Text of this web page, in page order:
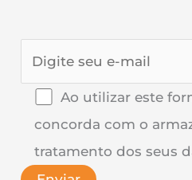
Ao utilizar este
concorda com o
tratamento dos seus